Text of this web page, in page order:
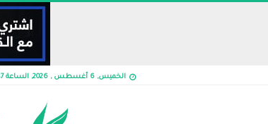
الخميس, 6 أغسطس , 2026, الساعة 6:47 م